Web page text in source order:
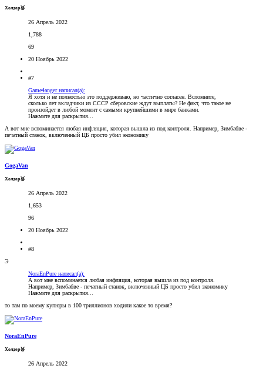
Холдер🥉
26 Апрель 2022
1,788
69
20 Ноябрь 2022
#7
Game4anger написал(а):
Я хотя и не полностью это поддерживаю, но частично согласен. Вспомните,
сколько лет вкладчики из СССР сберовские ждут выплаты? Не факт, что такое не
произойдет в любой момент с самыми крупнейшими в мире банками.
Нажмите для раскрытия...
А вот мне вспоминается любая инфляция, которая вышла из под контроля. Например, Зимбабве -
печатный станок, включенный ЦБ просто убил экономику
GogaVan
Холдер🥉
26 Апрель 2022
1,653
96
20 Ноябрь 2022
#8
Э
NoraEnPure написал(а):
А вот мне вспоминается любая инфляция, которая вышла из под контроля.
Например, Зимбабве - печатный станок, включенный ЦБ просто убил экономику
Нажмите для раскрытия...
то там по моему купюры в 100 триллионов ходили какое то время?
NoraEnPure
Холдер🥉
26 Апрель 2022